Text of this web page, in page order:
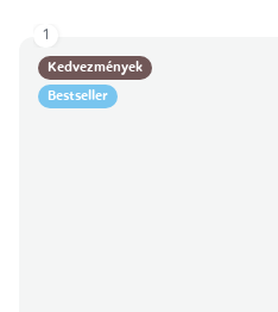
Kedvezmények
Bestseller
1